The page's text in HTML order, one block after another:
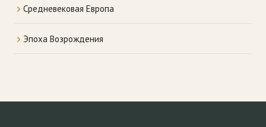
Средневековая Европа
Эпоха Возрождения